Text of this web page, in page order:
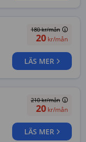
180kr/mån
20kr/mån
LÄS MER
210kr/mån
20kr/mån
LÄS MER